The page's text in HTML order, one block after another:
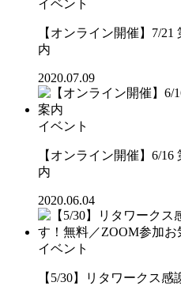
イベント
【オンライン開催】7/21
内
2020.07.09
イベント
【オンライン開催】6/16
内
2020.06.04
イベント
【5/30】リタワークス